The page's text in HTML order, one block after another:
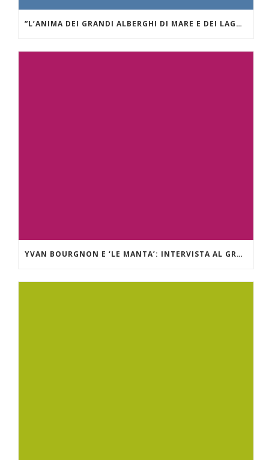
”L’ANIMA DEI GRANDI ALBERGHI DI MARE E DEI LAGHI.” VILLA D’ESTE SUL LAGO DI COMO
YVAN BOURGNON E ‘LE MANTA’: INTERVISTA AL GRANDE NAVIGATORE OCEANICO